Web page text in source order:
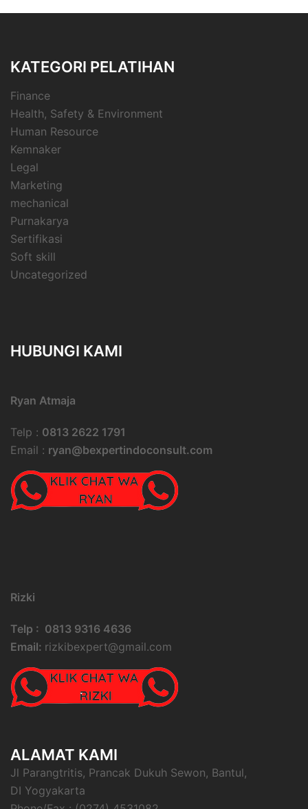
KATEGORI PELATIHAN
Finance
Health, Safety & Environment
Human Resource
Kemnaker
Legal
Marketing
mechanical
Purnakarya
Sertifikasi
Soft skill
Uncategorized
HUBUNGI KAMI
Ryan Atmaja
Telp : 0813 2622 1791
Email : ryan@bexpertindoconsult.com
Rizki
Telp : 0813 9316 4636
Email: rizkibexpert@gmail.com
ALAMAT KAMI
Jl Parangtritis, Prancak Dukuh Sewon, Bantul,
DI Yogyakarta